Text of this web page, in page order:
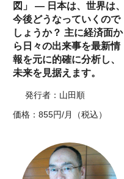
図」 ― 日本は、世界は、
今後どうなっていくので
しょうか？ 主に経済面か
ら日々の出来事を最新情
報を元に的確に分析し、
未来を見据えます。
発行者：山田順
価格：855円/月（税込）